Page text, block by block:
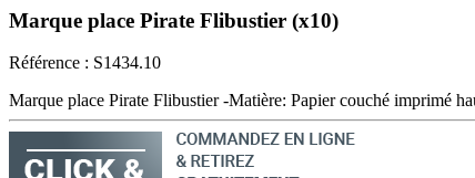
Marque place Pirate Flibustier (x10)
Référence : S1434.10
Marque place Pirate Flibustier -Matière: Papier couché imprimé